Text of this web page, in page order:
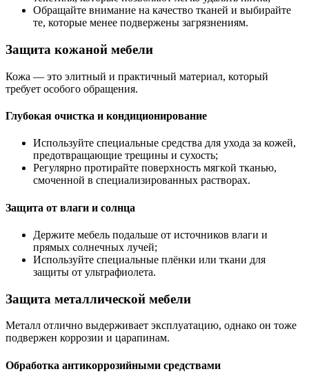
Обращайте внимание на качество тканей и выбирайте
те, которые менее подвержены загрязнениям.
Защита кожаной мебели
Кожа — это элитный и практичный материал, который
требует особого обращения.
Глубокая очистка и кондиционирование
Используйте специальные средства для ухода за кожей,
предотвращающие трещины и сухость;
Регулярно протирайте поверхность мягкой тканью,
смоченной в специализированных растворах.
Защита от влаги и солнца
Держите мебель подальше от источников влаги и
прямых солнечных лучей;
Используйте специальные плёнки или ткани для
защиты от ультрафиолета.
Защита металлической мебели
Металл отлично выдерживает эксплуатацию, однако он тоже
подвержен коррозии и царапинам.
Обработка антикоррозийными средствами